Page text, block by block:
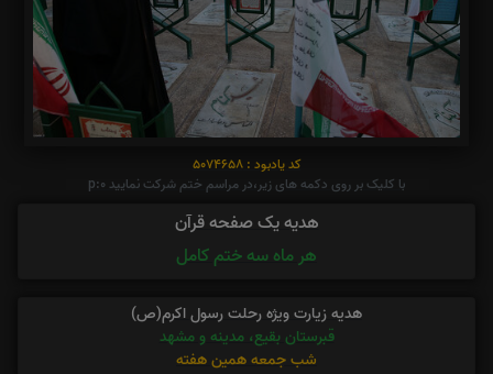
کد یادبود : 5074658
با کلیک بر روی دکمه های زیر،در مراسم ختم شرکت نمایید p:0
هدیه یک صفحه قرآن
هر ماه سه ختم کامل
هدیه زیارت ویژه رحلت رسول اکرم(ص)
قبرستان بقیع، مدینه و مشهد
شب جمعه همین هفته